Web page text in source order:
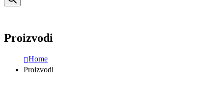
Proizvodi
Home
Proizvodi